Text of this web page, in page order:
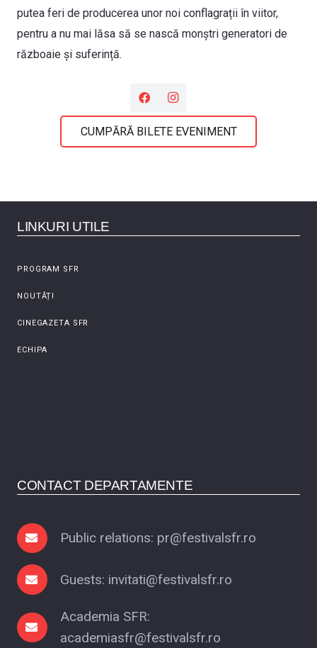
putea feri de producerea unor noi conflagrații în viitor,
pentru a nu mai lăsa să se nască monștri generatori de
războaie și suferință.
CUMPĂRĂ BILETE EVENIMENT
LINKURI UTILE
PROGRAM SFR
NOUTĂȚI
CINEGAZETA SFR
ECHIPA
CONTACT DEPARTAMENTE
Public relations: pr@festivalsfr.ro
Guests: invitati@festivalsfr.ro
Academia SFR:
academiasfr@festivalsfr.ro